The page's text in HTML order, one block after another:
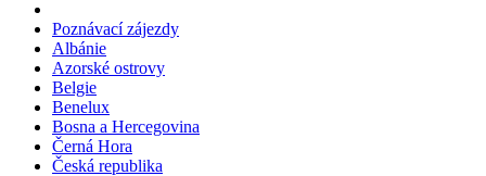
Poznávací zájezdy
Albánie
Azorské ostrovy
Belgie
Benelux
Bosna a Hercegovina
Černá Hora
Česká republika